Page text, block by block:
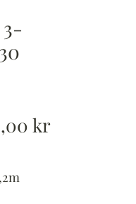
krReapris